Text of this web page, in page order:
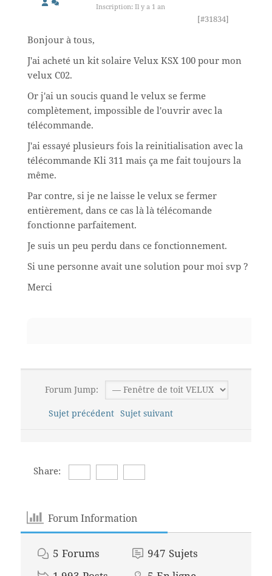
Inscription: Il y a 1 an
[#31834]
Bonjour à tous,
J'ai acheté un kit solaire Velux KSX 100 pour mon
velux C02.
Or j'ai un soucis quand le velux se ferme
complètement, impossible de l'ouvrir avec la
télécommande.
J'ai essayé plusieurs fois la reinitialisation avec la
télécommande Kli 311 mais ça me fait toujours la
même.
Par contre, si je ne laisse le velux se fermer
entièrement, dans ce cas là là télécomande
fonctionne parfaitement.
Je suis un peu perdu dans ce fonctionnement.
Si une personne avait une solution pour moi svp ?
Merci
Forum Jump:
Sujet précédent Sujet suivant
Share:
Forum Information
5 Forums 947 Sujets